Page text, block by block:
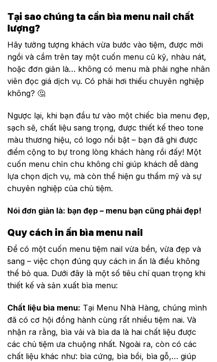
Tại sao chúng ta cần bìa menu nail chất
lượng?
Hãy tưởng tượng khách vừa bước vào tiệm, được mời
ngồi và cầm trên tay một cuốn menu cũ kỹ, nhàu nát,
hoặc đơn giản là… không có menu mà phải nghe nhân
viên đọc giá dịch vụ. Có phải hơi thiếu chuyên nghiệp
không? 🤔
Ngược lại, khi bạn đầu tư vào một chiếc bìa menu đẹp,
sạch sẽ, chất liệu sang trọng, được thiết kế theo tone
màu thương hiệu, có logo nổi bật – bạn đã ghi được
điểm cộng to bự trong lòng khách hàng rồi đấy! Một
cuốn menu chỉn chu không chỉ giúp khách dễ dàng
lựa chọn dịch vụ, mà còn thể hiện gu thẩm mỹ và sự
chuyên nghiệp của chủ tiệm.
Nói đơn giản là: bạn đẹp – menu bạn cũng phải đẹp!
Quy cách in ấn bìa menu nail
Để có một cuốn menu tiệm nail vừa bền, vừa đẹp và
sang – việc chọn đúng quy cách in ấn là điều không
thể bỏ qua. Dưới đây là một số tiêu chí quan trọng khi
thiết kế và sản xuất bìa menu:
Chất liệu bìa menu: Tại Menu Nhà Hàng, chúng mình
đã có cơ hội đồng hành cùng rất nhiều tiệm nai. Và
nhận ra rằng, bìa vải và bìa da là hai chất liệu được
các chủ tiệm ưa chuộng nhất. Ngoài ra, còn có các
chất liệu khác như: bìa cứng, bìa bồi, bìa gỗ,… giúp